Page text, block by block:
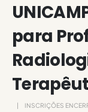
para
INSCRIÇÕES